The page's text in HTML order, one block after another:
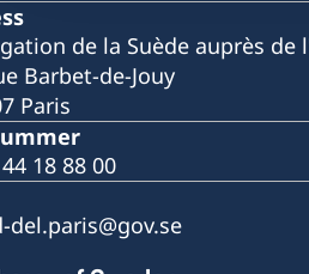
de la Suède auprès de
Barbet-de-Jouy
Paris
18 88 00
del.paris@gov.se